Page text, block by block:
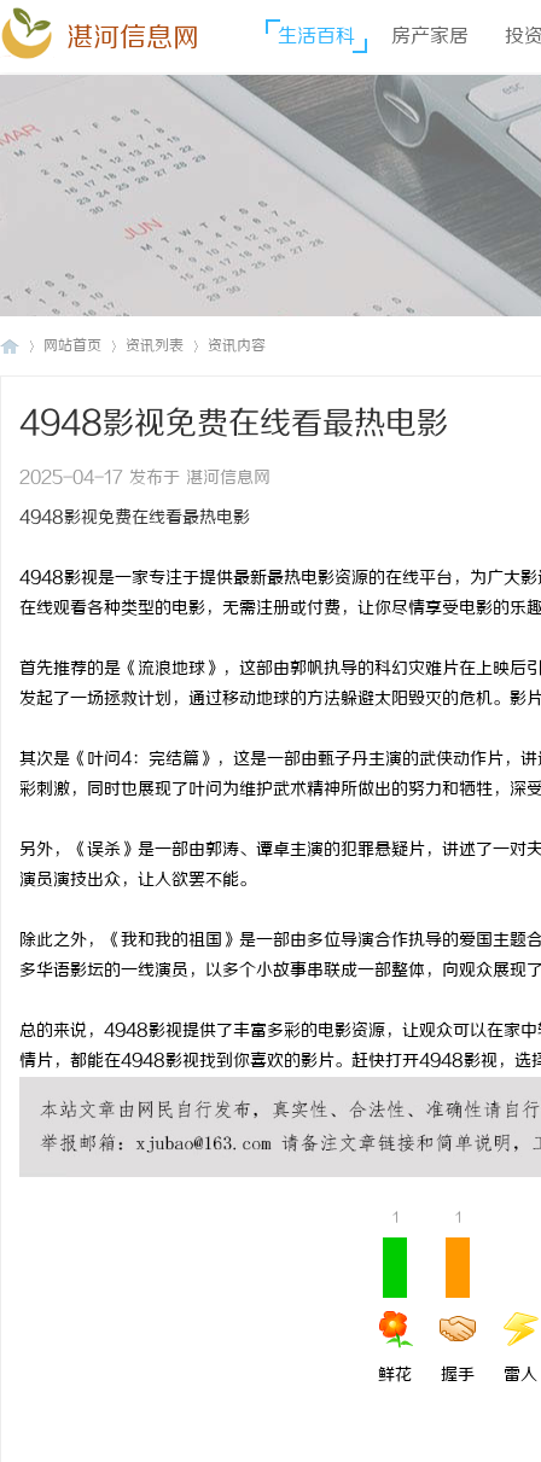
湛河信息网 生活百科 房产家居 投
网站首页 资讯列表 资讯内容
4948影视免费在线看最热电影
2025-04-17 发布于 湛河信息网
4948影视免费在线看最热电影
4948影视是一家专注于提供最新最热电影资源的在线平台，为广大
在线观看各种类型的电影，无需注册或付费，让你尽情享受电影的
首先推荐的是《流浪地球》，这部由郭帆执导的科幻灾难片在上映
发起了一场拯救计划，通过移动地球的方法躲避太阳毁灭的危机。影
其次是《叶问4：完结篇》，这是一部由甄子丹主演的武侠动作片，
彩刺激，同时也展现了叶问为维护武术精神所做出的努力和牺牲，深
另外，《误杀》是一部由郭涛、谭卓主演的犯罪悬疑片，讲述了一
演员演技出众，让人欲罢不能。
除此之外，《我和我的祖国》是一部由多位导演合作执导的爱国主
多华语影坛的一线演员，以多个小故事串联成一部整体，向观众展现
总的来说，4948影视提供了丰富多彩的电影资源，让观众可以在家
情片，都能在4948影视找到你喜欢的影片。赶快打开4948影视，选
1
鲜花
1
握手 雷人
武汉配眼镜 上海配眼镜